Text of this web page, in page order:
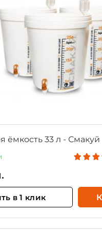
ёмкость 33 л -
в 1 клик